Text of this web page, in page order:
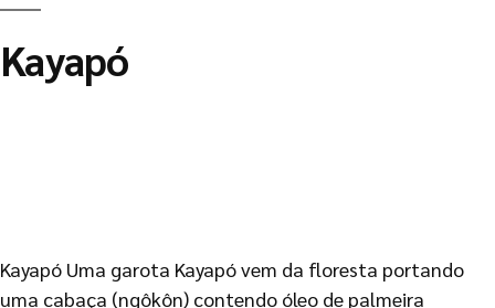
Kayapó
Kayapó Uma garota Kayapó vem da floresta portando
uma cabaça (ngôkôn) contendo óleo de palmeira